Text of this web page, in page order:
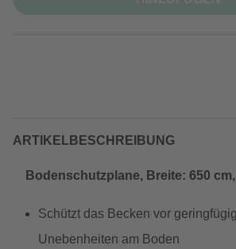
ARTIKELBESCHREIBUNG
Bodenschutzplane, Breite: 650
Schützt das Becken vor
Unebenheiten am Boden